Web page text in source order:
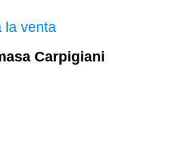
la venta
Carpigiani